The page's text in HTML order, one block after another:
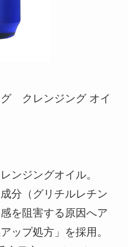
クレンジング オイ
ンジングオイル。
分（グリチルレチン
を阻害する原因へア
ップ処方」を採用。